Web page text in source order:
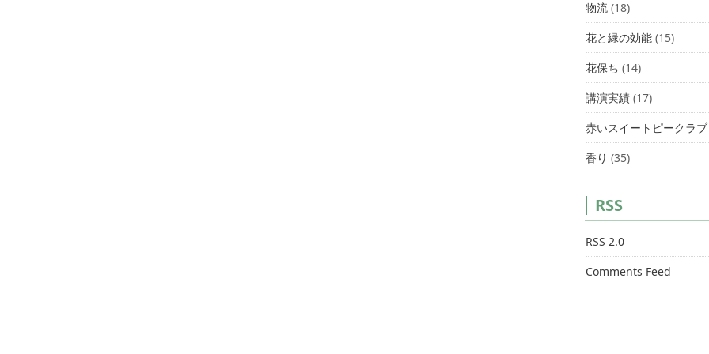
物流 (18)
花と緑の効能 (15)
花保ち (14)
講演実績 (17)
赤いスイートピークラブ
香り (35)
RSS
RSS 2.0
Comments Feed